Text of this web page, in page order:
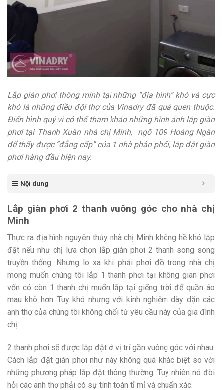
Lắp giàn phơi thông minh tại những “địa hình” khó và cực
khó là những điều đội thợ của Vinadry đã quá quen thuộc.
Điển hình quý vị có thể tham khảo những hình ảnh lắp giàn
phơi tại Thanh Xuân nhà chị Minh, ngõ 109 Hoàng Ngân
để thấy được “đẳng cấp” của 1 nhà phân phối, lắp đặt giàn
phơi hàng đầu hiện nay.
Nội dung
Lắp giàn phơi 2 thanh vuông góc cho nhà chị
Minh
Thực ra địa hình nguyên thủy nhà chị Minh không hề khó lắp
đặt nếu như chị lựa chọn lắp giàn phơi 2 thanh song song
truyền thống. Nhưng lo xa khi phải phơi đồ trong nhà chị
mong muốn chúng tôi lắp 1 thanh phơi tại không gian phơi
vốn có còn 1 thanh chị muốn lắp tại giếng trời để quần áo
mau khô hơn. Tuy khó nhưng với kinh nghiệm dày dặn các
anh thợ của chúng tôi không chối từ yêu cầu này của gia đình
chị.
2 thanh phơi sẽ được lắp đặt ở vị trí gần vuông góc với nhau.
Cách lắp đặt giàn phơi như này không quá khác biệt so với
những phương pháp lắp đặt thông thường. Tuy nhiên nó đòi
hỏi các anh thợ phải có sự tính toán tỉ mỉ và chuẩn xác.